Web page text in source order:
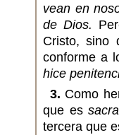
vean en
de Dios.
Cristo, sino
conforme a
hice
3. Como
que es
tercera que